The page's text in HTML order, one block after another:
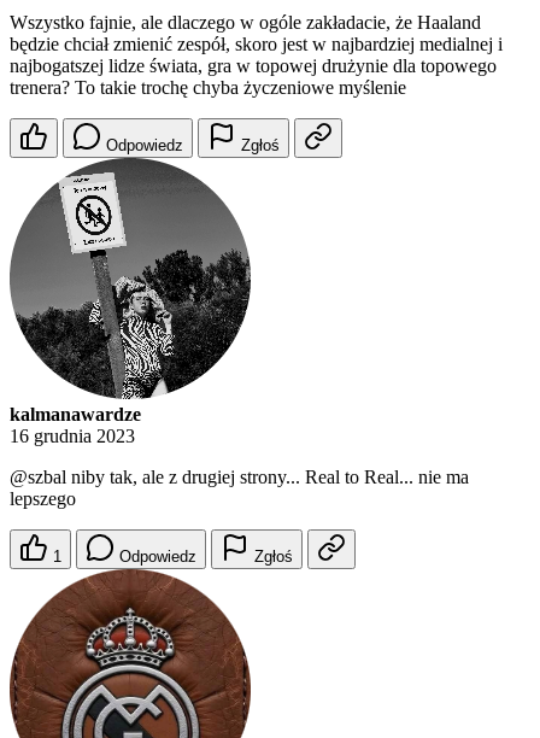
Wszystko fajnie, ale dlaczego w ogóle zakładacie, że Haaland
będzie chciał zmienić zespół, skoro jest w najbardziej medialnej i
najbogatszej lidze świata, gra w topowej drużynie dla topowego
trenera? To takie trochę chyba życzeniowe myślenie
Odpowiedz Zgłoś
kalmanawardze
16 grudnia 2023
@szbal niby tak, ale z drugiej strony... Real to Real... nie ma
lepszego
1 Odpowiedz Zgłoś